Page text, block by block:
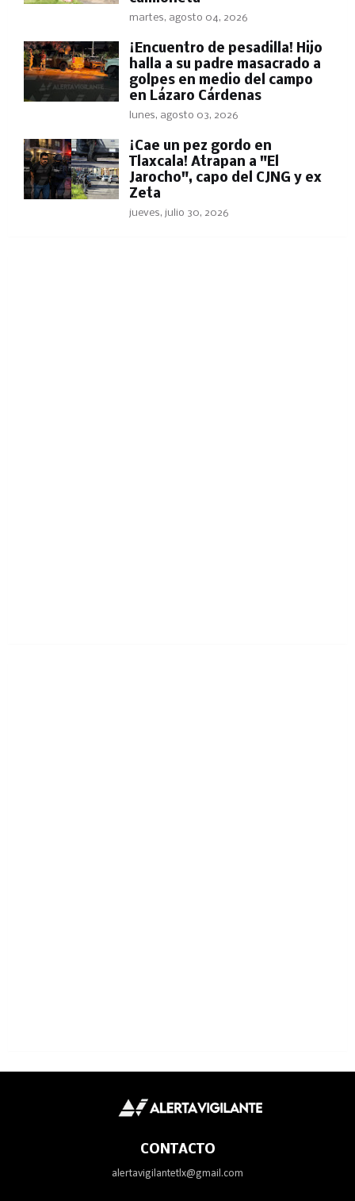
martes, agosto 04, 2026
​¡Encuentro de pesadilla! Hijo
halla a su padre masacrado a
golpes en medio del campo
en Lázaro Cárdenas
lunes, agosto 03, 2026
​¡Cae un pez gordo en
Tlaxcala! Atrapan a "El
Jarocho", capo del CJNG y ex
Zeta
jueves, julio 30, 2026
CONTACTO
alertavigilantetlx@gmail.com